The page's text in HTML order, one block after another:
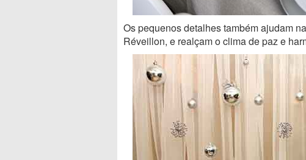
Os pequenos detalhes também ajudam
Réveillon, e realçam o clima de paz e